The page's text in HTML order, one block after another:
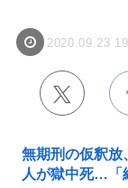
2020.09.23
無期刑の仮釈放
人が獄中死…「